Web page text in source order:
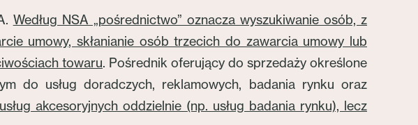
Według NSA „pośrednictwo” oznacza wyszukiwanie osób, z
umowy, skłanianie osób trzecich do zawarcia umowy lub
towaru. Pośrednik oferujący do sprzedaży określone
do usług doradczych, reklamowych, badania rynku oraz
akcesoryjnych oddzielnie (np. usług badania rynku), lecz